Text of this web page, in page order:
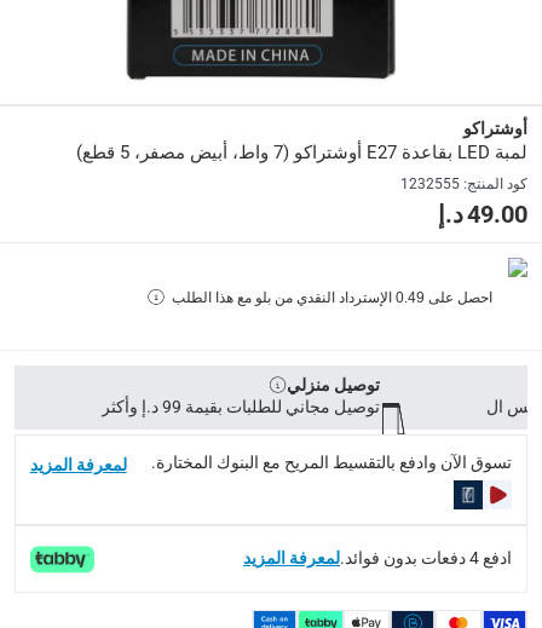
رقم قطعة الشركة المصنعة (Mpn)
:
OLED-7EWX5
34.5 x 6.6 x 1.5
delivery method
delivery times
طلبات الطرود: توصيل خلال 1 إلى 3 أيام عمل
توصيل المنتجات الكبيرة أو التي تحتاج تركيب: خلال 2 إلى 4 أيام عمل
الاستلام من المتجر عبر خدمة “انقر واستلم” لمنتجات
returns
أوشتراكو
لمبة LED بقاعدة E27 أوشتراكو (7 واط، أبيض مصفر، 5 قطع)
كود المنتج:
1232555
49.00 د.إ
احصل على 0.49 الإسترداد النقدي من بلو مع هذا الطلب
توصيل منزلي
توصيل مجاني للطلبات بقيمة 99 د.إ وأكثر
تسوق الآن وادفع بالتقسيط المريح مع البنوك المختارة. لمعرفة المزيد
ادفع 4 دفعات بدون فوائد. لمعرفة المزيد